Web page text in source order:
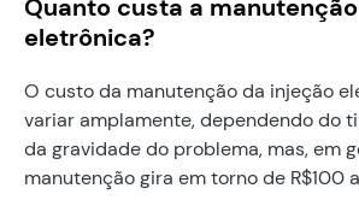
Quanto custa a
eletrônica?
O custo da manutenção da injeção
variar amplamente, dependendo do
da gravidade do problema, mas, em
manutenção gira em torno de R$100